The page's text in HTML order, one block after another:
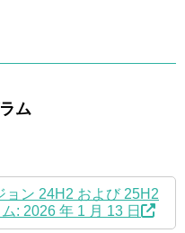
ム
ョン 24H2 および 25H2
: 2026 年 1 月 13 日